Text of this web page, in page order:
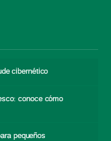
cibernético
conoce cómo
pequeños